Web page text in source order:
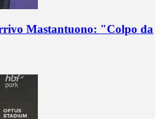
Mastantuono: "Colpo da